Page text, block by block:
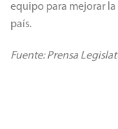
equipo para mejorar
país.
Fuente: Prensa